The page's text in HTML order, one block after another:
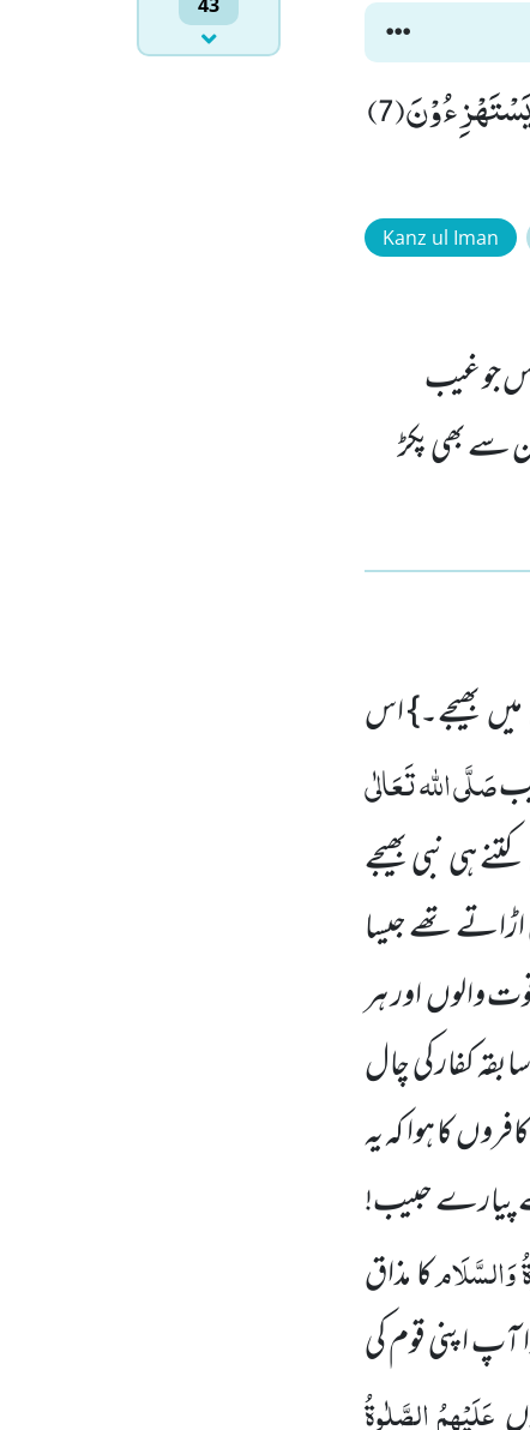
وَ كَمْ اَرْسَلْنَا مِنْ نَّبِیٍّ فِی الْاَوَّلِیْنَ(6) وَ مَا یَاْتِیْهِمْ مِّنْ نَّبِیٍّ اِلَّا كَانُوْا بِهٖ یَسْتَهْزِءُوْنَ(7)
Kanz ul Iman
جو غیب
سے بھی پکڑ
بھیجے۔} اس
صَلَّی اللہ تَعَالٰی
ہی نبی بھیجے
تھے جیسا
والوں اور ہر
کفار کی چال
کا ہوا کہ یہ
پیارے حبیب!
وَالسَّلَامکا مذاق
آپ اپنی قوم کی
عَلَیْہِمُ الصَّلٰوۃُ